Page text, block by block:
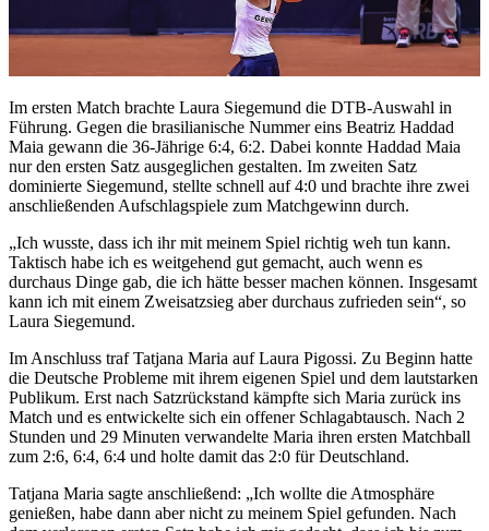
Im ersten Match brachte Laura Siegemund die DTB-Auswahl in
Führung. Gegen die brasilianische Nummer eins Beatriz Haddad
Maia gewann die 36-Jährige 6:4, 6:2. Dabei konnte Haddad Maia
nur den ersten Satz ausgeglichen gestalten. Im zweiten Satz
dominierte Siegemund, stellte schnell auf 4:0 und brachte ihre zwei
anschließenden Aufschlagspiele zum Matchgewinn durch.
„Ich wusste, dass ich ihr mit meinem Spiel richtig weh tun kann.
Taktisch habe ich es weitgehend gut gemacht, auch wenn es
durchaus Dinge gab, die ich hätte besser machen können. Insgesamt
kann ich mit einem Zweisatzsieg aber durchaus zufrieden sein“, so
Laura Siegemund.
Im Anschluss traf Tatjana Maria auf Laura Pigossi. Zu Beginn hatte
die Deutsche Probleme mit ihrem eigenen Spiel und dem lautstarken
Publikum. Erst nach Satzrückstand kämpfte sich Maria zurück ins
Match und es entwickelte sich ein offener Schlagabtausch. Nach 2
Stunden und 29 Minuten verwandelte Maria ihren ersten Matchball
zum 2:6, 6:4, 6:4 und holte damit das 2:0 für Deutschland.
Tatjana Maria sagte anschließend: „Ich wollte die Atmosphäre
genießen, habe dann aber nicht zu meinem Spiel gefunden. Nach